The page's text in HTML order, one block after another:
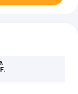
,
,